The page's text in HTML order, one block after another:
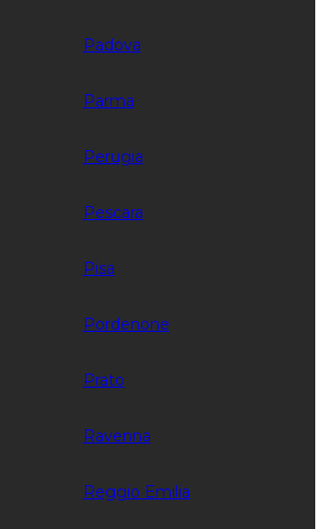
Padova
Parma
Perugia
Pescara
Pisa
Pordenone
Prato
Ravenna
Reggio Emilia